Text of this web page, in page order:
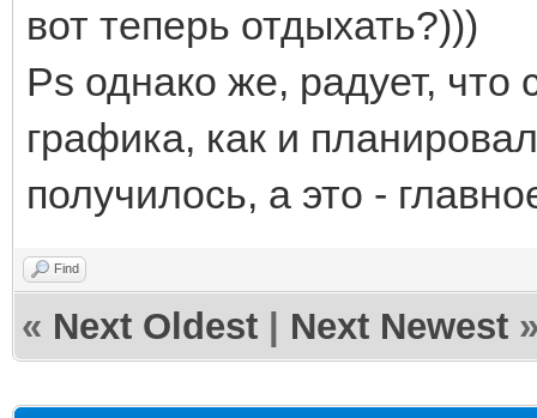
вот теперь отдыхать?)))
Ps однако же, радует, что
графика, как и
получилось, а это -
Find
« Next Oldest Next Newest